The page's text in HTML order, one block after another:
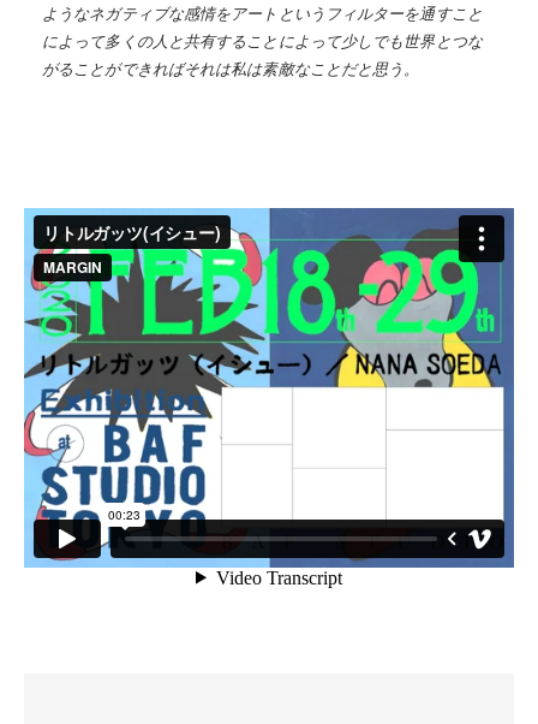
ようなネガティブな感情をアートというフィルターを通すこと
によって多くの人と共有することによって少しでも世界とつな
がることができればそれは私は素敵なことだと思う。